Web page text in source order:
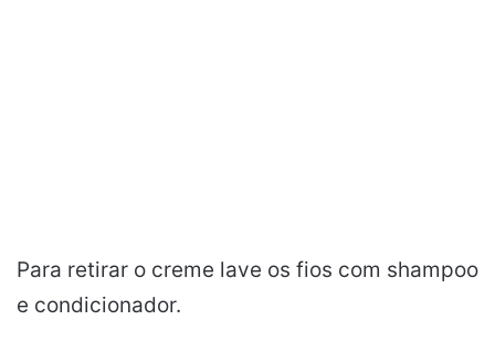
Para retirar o creme lave os fios com shampoo
e condicionador.